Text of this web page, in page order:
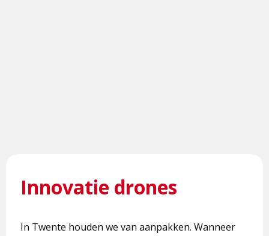
Innovatie drones
In Twente houden we van aanpakken. Wanneer